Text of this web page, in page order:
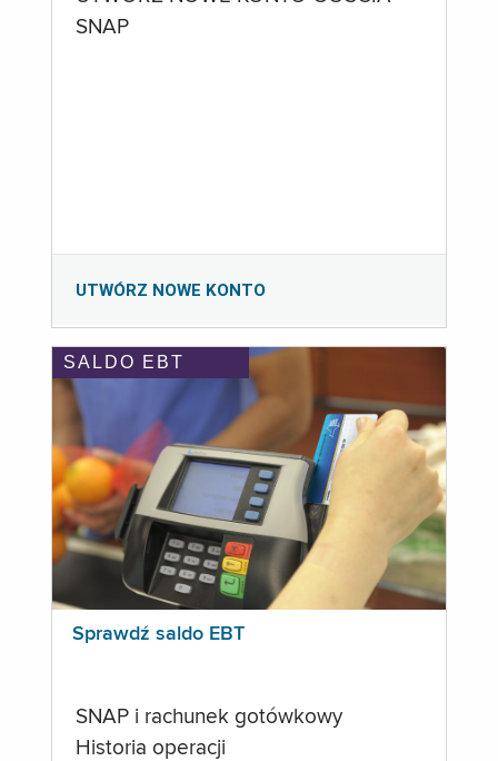
SNAP
UTWÓRZ NOWE KONTO
SALDO EBT
Sprawdź saldo EBT
SNAP i rachunek gotówkowy
Historia operacji